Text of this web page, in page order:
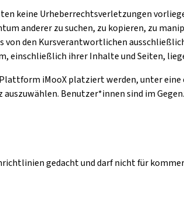
keine Urheberrechtsverletzungen
anderer zu suchen, zu kopieren, zu
von den Kursverantwortlichen
einschließlich ihrer Inhalte und Seiten,
iMooX platziert werden, unter eine
Benutzer*innen sind im
gedacht und darf nicht für